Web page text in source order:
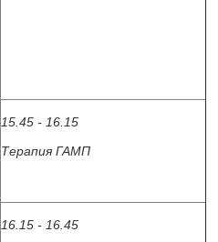
15.45 - 16.15
Терапия ГАМП
16.15 - 16.45